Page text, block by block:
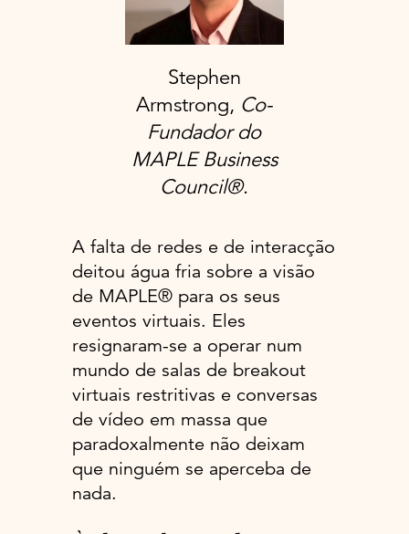
Stephen
Armstrong, Co-
Fundador do
MAPLE Business
Council®.
A falta de redes e de interacção
deitou água fria sobre a visão
de MAPLE® para os seus
eventos virtuais. Eles
resignaram-se a operar num
mundo de salas de breakout
virtuais restritivas e conversas
de vídeo em massa que
paradoxalmente não deixam
que ninguém se aperceba de
nada.